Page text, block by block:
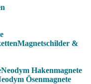
Magnetschilder &
Neodym Hakenmagnete
Ösenmagnete